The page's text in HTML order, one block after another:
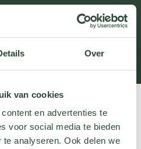
Over
van cookies
en advertenties te
voor social media te bieden
analyseren. Ook delen we
maintenance.
you can call us at +31